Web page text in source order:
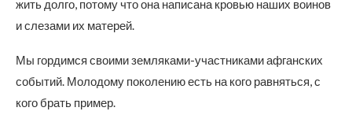
жить долго, потому что она написана кровью наших воинов
и слезами их матерей.
Мы гордимся своими земляками-участниками афганских
событий. Молодому поколению есть на кого равняться, с
кого брать пример.